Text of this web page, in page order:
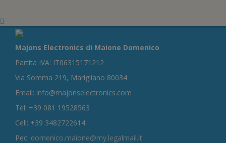
Majons Electronics di Maione Domenico
Partita IVA: IT06315171212
Via Somma 219, Marigliano 80034
Email: info@majonselectronics.com
Tel: +39 081 19528563
Cell: +39 3482722614
Pec: domenico.maione@my.legalmail.it